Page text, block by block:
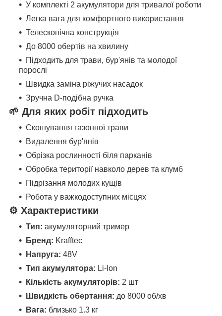
У комплекті 2 акумулятори для тривалої роботи
Легка вага для комфортного використання
Телескопічна конструкція
До 8000 обертів на хвилину
Підходить для трави, бур'янів та молодої
порослі
Швидка заміна ріжучих насадок
Зручна D-подібна ручка
🌱 Для яких робіт підходить
Скошування газонної трави
Видалення бур'янів
Обрізка рослинності біля парканів
Обробка території навколо дерев та клумб
Підрізання молодих кущів
Робота у важкодоступних місцях
⚙️ Характеристики
Тип: акумуляторний тример
Бренд: Krafftec
Напруга: 48V
Тип акумулятора: Li-Ion
Кількість акумуляторів: 2 шт
Швидкість обертання: до 8000 об/хв
Вага: близько 1.3 кг